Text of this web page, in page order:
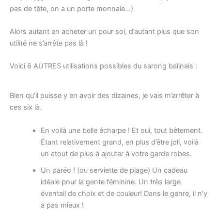
pas de tête, on a un porte monnaie…)
Alors autant en acheter un pour soi, d’autant plus que son
utilité ne s’arrête pas là !
Voici 6 AUTRES utilisations possibles du sarong balinais :
Bien qu’il puisse y en avoir des dizaines, je vais m’arrêter à
ces six là.
En voilà une belle écharpe ! Et oui, tout bêtement.
Étant relativement grand, en plus d’être joli, voilà
un atout de plus à ajouter à votre garde robes.
Un paréo ! (ou serviette de plage) Un cadeau
idéale pour la gente féminine. Un très large
éventail de choix et de couleur! Dans le genre, il n’y
a pas mieux !